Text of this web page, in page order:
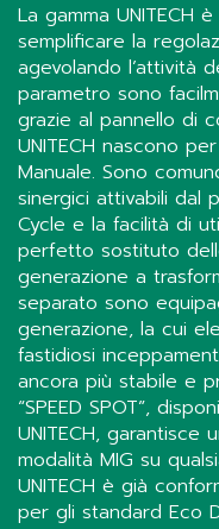
La gamma UNITECH
semplificare la
agevolando l’attività
parametro sono
grazie al pannello di
UNITECH nascono
Manuale. Sono
sinergici attivabili dal
Cycle e la facilità di
perfetto sostituto
generazione a
separato sono
generazione, la cui
fastidiosi
ancora più stabile e
“SPEED SPOT”,
UNITECH,
modalità MIG su
UNITECH è già
per gli standard Eco